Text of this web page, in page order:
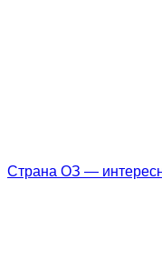
Страна ОЗ —